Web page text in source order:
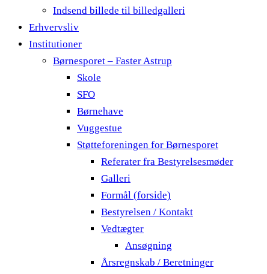
Indsend billede til billedgalleri
Erhvervsliv
Institutioner
Børnesporet – Faster Astrup
Skole
SFO
Børnehave
Vuggestue
Støtteforeningen for Børnesporet
Referater fra Bestyrelsesmøder
Galleri
Formål (forside)
Bestyrelsen / Kontakt
Vedtægter
Ansøgning
Årsregnskab / Beretninger